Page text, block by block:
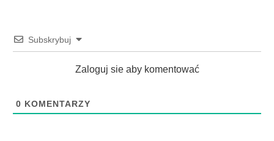
Subskrybuj
Zaloguj sie aby komentować
0 KOMENTARZY